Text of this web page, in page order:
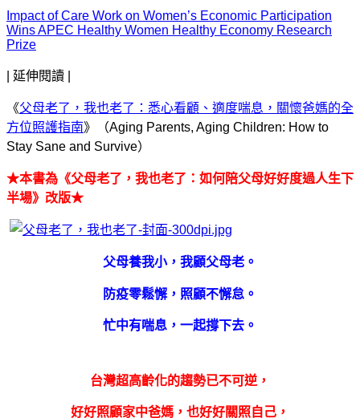
Impact of Care Work on Women’s Economic Participation
Wins APEC Healthy Women Healthy Economy Research
Prize
| 延伸閱讀 |
《父母老了，我也老了：悉心看顧、適度喘息，關懷爸媽的全
方位照護指南》（Aging Parents, Aging Children: How to
Stay Sane and Survive）
★本書為《父母老了，我也老了：如何陪父母好好度過人生下
半場》改版★
父母養我小，我顧父母老。
防疫零鬆懈，照顧不懈怠。
忙中有喘息，一起撐下去。
台灣超高齡化的趨勢已不可逆，
好好照顧家中爸媽，也好好關照自己，